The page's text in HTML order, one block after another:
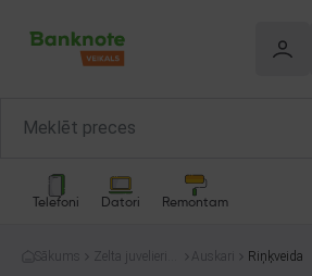
Telefoni Datori Remontam
Sākums
Zelta juvelierizs
Auskari Riņķveida